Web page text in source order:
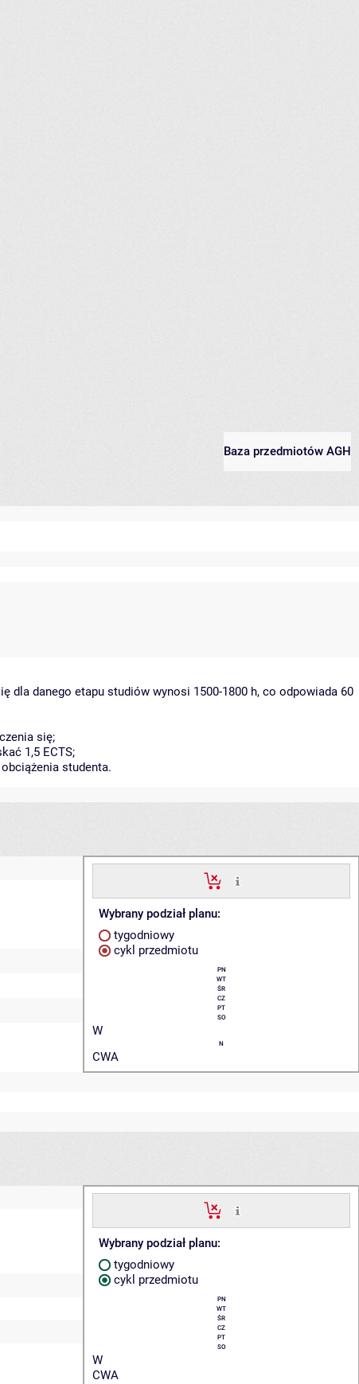
Baza przedmiotów AGH
dla danego etapu studiów wynosi 1500-1800 h, co odpowiada 60
się;
1,5 ECTS;
studenta.
Wybrany podział planu:
tygodniowy
cykl przedmiotu
PN
WT
ŚR
CZ
PT
SO
W
N
CWA
Wybrany podział planu:
tygodniowy
cykl przedmiotu
PN
WT
ŚR
CZ
PT
SO
W
CWA